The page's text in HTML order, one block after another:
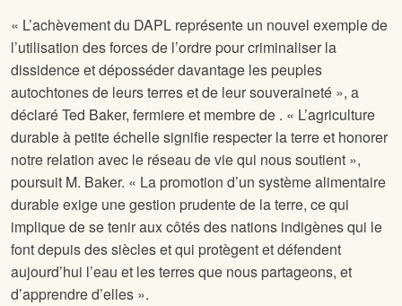
« L’achèvement du DAPL représente un nouvel exemple de
l’utilisation des forces de l’ordre pour criminaliser la
dissidence et déposséder davantage les peuples
autochtones de leurs terres et de leur souveraineté », a
déclaré Ted Baker, fermiere et membre de . « L’agriculture
durable à petite échelle signifie respecter la terre et honorer
notre relation avec le réseau de vie qui nous soutient »,
poursuit M. Baker. « La promotion d’un système alimentaire
durable exige une gestion prudente de la terre, ce qui
implique de se tenir aux côtés des nations indigènes qui le
font depuis des siècles et qui protègent et défendent
aujourd’hui l’eau et les terres que nous partageons, et
d’apprendre d’elles ».